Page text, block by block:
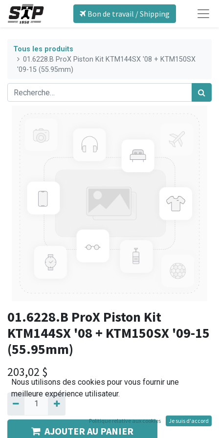
Bon de travail / Shipping
Tous les produits
01.6228.B ProX Piston Kit KTM144SX '08 + KTM150SX
'09-15 (55.95mm)
01.6228.B ProX Piston Kit
KTM144SX '08 + KTM150SX '09-15
(55.95mm)
203,02 $
AJOUTER AU PANIER
Nous utilisons des cookies pour vous fournir une
meilleure expérience utilisateur.
Politique relative aux cookies Je suis d'accord